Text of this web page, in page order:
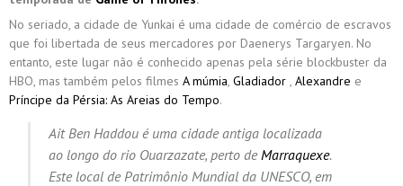
No seriado, a cidade de Yunkai é uma cidade de comércio de escravos
que foi libertada de seus mercadores por Daenerys Targaryen. No
entanto, este lugar não é conhecido apenas pela série blockbuster da
HBO, mas também pelos filmes A múmia, Gladiador , Alexandre e
Príncipe da Pérsia: As Areias do Tempo.
Ait Ben Haddou é uma cidade antiga localizada
ao longo do rio Ouarzazate, perto deMarraquexe.
Este local de Patrimônio Mundial da UNESCO, em